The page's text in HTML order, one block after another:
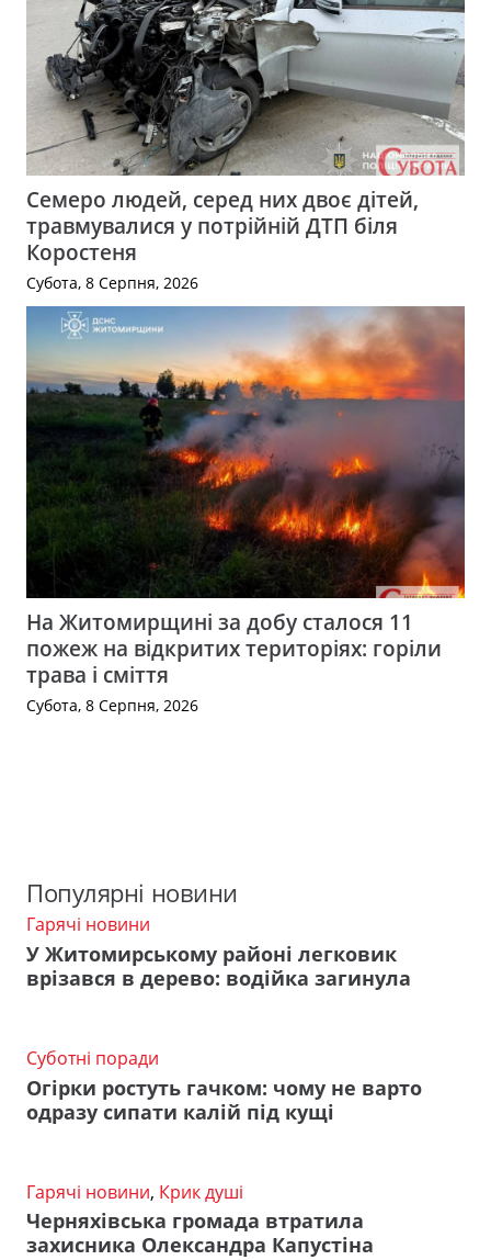
Семеро людей, серед них двоє дітей,
травмувалися у потрійній ДТП біля
Коростеня
Субота, 8 Серпня, 2026
На Житомирщині за добу сталося 11
пожеж на відкритих територіях: горіли
трава і сміття
Субота, 8 Серпня, 2026
Популярні новини
Гарячі новини
У Житомирському районі легковик
врізався в дерево: водійка загинула
Суботні поради
Огірки ростуть гачком: чому не варто
одразу сипати калій під кущі
Гарячі новини, Крик душі
Черняхівська громада втратила
захисника Олександра Капустіна